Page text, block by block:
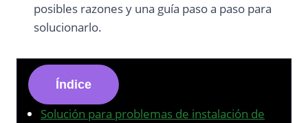
posibles razones y una guía paso a paso para
solucionarlo.
Índice
Solución para problemas de instalación de